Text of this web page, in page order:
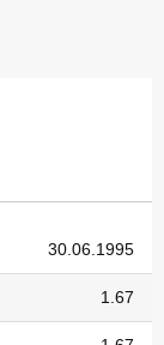
30.06.1995
1.67